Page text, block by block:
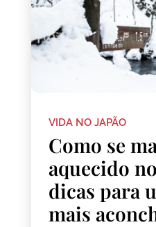
VIDA NO JAPÃO
Como se
aquecido
dicas para
mais